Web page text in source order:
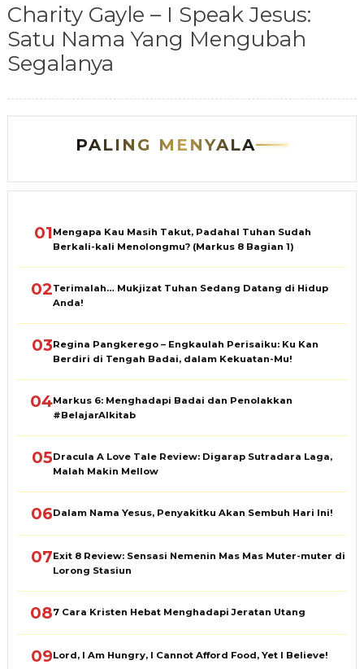
Charity Gayle – I Speak Jesus:
Satu Nama Yang Mengubah
Segalanya
PALING MENYALA
01Mengapa Kau Masih Takut, Padahal Tuhan Sudah
Berkali-kali Menolongmu? (Markus 8 Bagian 1)
02Terimalah… Mukjizat Tuhan Sedang Datang di Hidup
Anda!
03Regina Pangkerego – Engkaulah Perisaiku: Ku Kan
Berdiri di Tengah Badai, dalam Kekuatan-Mu!
04Markus 6: Menghadapi Badai dan Penolakkan
#BelajarAlkitab
05Dracula A Love Tale Review: Digarap Sutradara Laga,
Malah Makin Mellow
06Dalam Nama Yesus, Penyakitku Akan Sembuh Hari Ini!
07Exit 8 Review: Sensasi Nemenin Mas Mas Muter-muter di
Lorong Stasiun
087 Cara Kristen Hebat Menghadapi Jeratan Utang
09Lord, I Am Hungry, I Cannot Afford Food, Yet I Believe!